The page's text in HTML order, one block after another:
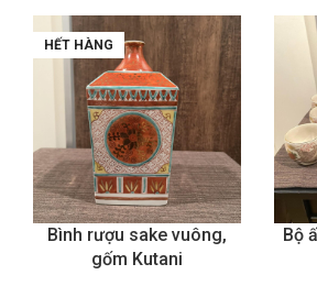
HẾT HÀNG
Bình rượu sake vuông,
gốm Kutani
Bộ